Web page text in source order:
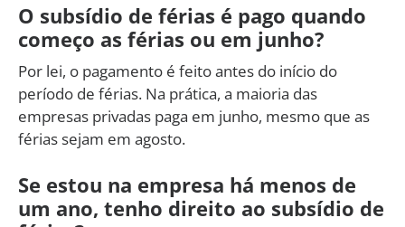
O subsídio de férias é pago quando
começo as férias ou em junho?
Por lei, o pagamento é feito antes do início do
período de férias. Na prática, a maioria das
empresas privadas paga em junho, mesmo que as
férias sejam em agosto.
Se estou na empresa há menos de
um ano, tenho direito ao subsídio de